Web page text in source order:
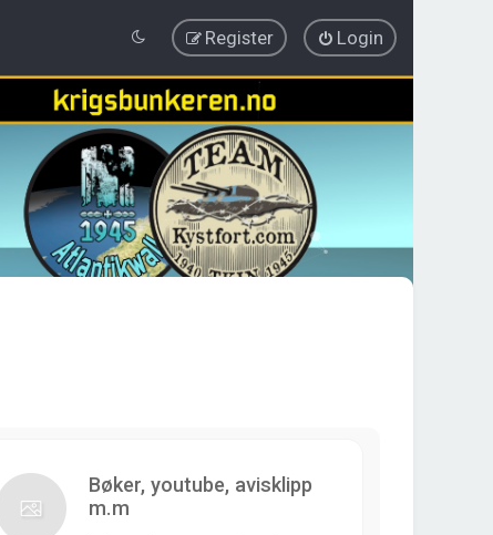
Login
Register
Bøker, youtube, avisklipp
m.m